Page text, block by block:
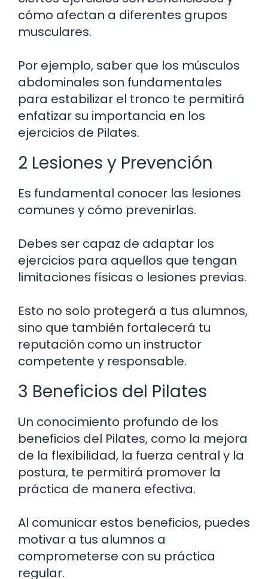
cómo afectan a diferentes grupos
musculares.
Por ejemplo, saber que los músculos
abdominales son fundamentales
para estabilizar el tronco te permitirá
enfatizar su importancia en los
ejercicios de Pilates.
2 Lesiones y Prevención
Es fundamental conocer las lesiones
comunes y cómo prevenirlas.
Debes ser capaz de adaptar los
ejercicios para aquellos que tengan
limitaciones físicas o lesiones previas.
Esto no solo protegerá a tus alumnos,
sino que también fortalecerá tu
reputación como un instructor
competente y responsable.
3 Beneficios del Pilates
Un conocimiento profundo de los
beneficios del Pilates, como la mejora
de la flexibilidad, la fuerza central y la
postura, te permitirá promover la
práctica de manera efectiva.
Al comunicar estos beneficios, puedes
motivar a tus alumnos a
comprometerse con su práctica
regular.